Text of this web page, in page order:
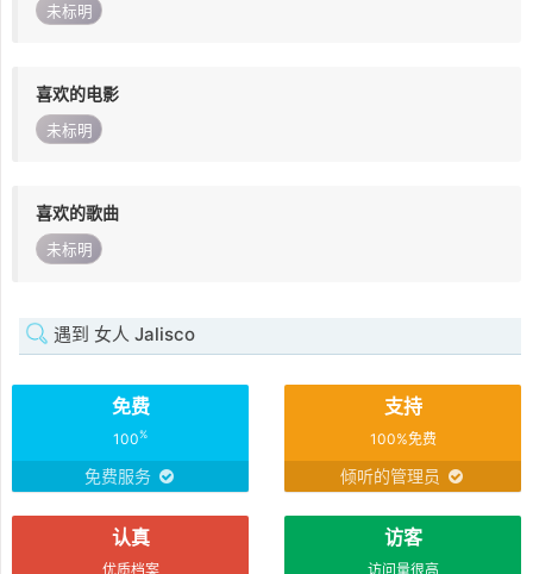
未标明
喜欢的电影
未标明
喜欢的歌曲
未标明
遇到 女人 Jalisco
免费
100%
免费服务
支持
100%免费
倾听的管理员
认真
优质档案
访客
访问量很高